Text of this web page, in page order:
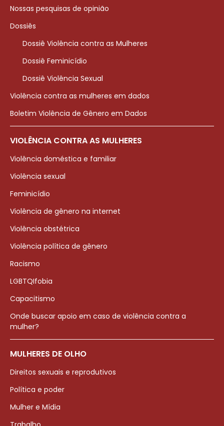
Nossas pesquisas de opinião
Dossiês
Dossiê Violência contra as Mulheres
Dossiê Feminicídio
Dossiê Violência Sexual
Violência contra as mulheres em dados
Boletim Violência de Gênero em Dados
VIOLÊNCIA CONTRA AS MULHERES
Violência doméstica e familiar
Violência sexual
Feminicídio
Violência de gênero na internet
Violência obstétrica
Violência política de gênero
Racismo
LGBTQIfobia
Capacitismo
Onde buscar apoio em caso de violência contra a
mulher?
MULHERES DE OLHO
Direitos sexuais e reprodutivos
Política e poder
Mulher e Mídia